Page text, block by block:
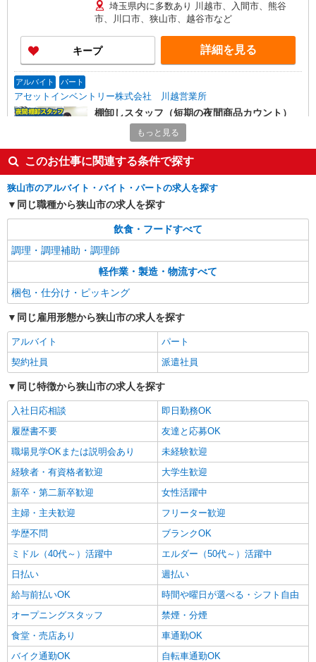
埼玉県内に多数あり 川越市、入間市、熊谷
市、川口市、狭山市、越谷市など
キープ 詳細を見る
アルバイト パート
アセットインベントリー株式会社 川越営業所
棚卸しスタッフ（短期の夜間商品カウント）
時給1,200円（22時以降は時給1,500円） ※7〜
9月の特別時給です！ ★初めてお仕事始める方に
出勤インセンティブあり！ 初日出勤日と出勤5日
目に各5,000円支給♪（規定有） ＼日払いOK／ 急
な出費の時も安心♪ 働いた分を給料日前に受け取
れます！
埼玉県川越市、所沢市、狭山市、坂戸市、及び
その周辺 ※基本直行直帰 ※日によって店舗は異な
ります。 ※場所により社用車送迎あり
キープ
SGフィルダー株式会社/W24086-016
荷物・商品仕分け
時給1210円
≪西埼玉事業場≫ 埼玉県狭山市柏原230-7
（佐川急便 西埼玉営業所内）
SGフィルダー株式会社/W24086-008
荷物・商品仕分け
≪西埼玉事業場≫ 埼玉県狭山市柏原230-7
（佐川急便 西埼玉営業所内）
キープ 詳細を見る
アルバイト パート
SGフィルダー株式会社/W24086-014
荷物・商品仕分け
時給1210円 ※22:00〜翌5:00の間は深夜手当込
みで時給1，513円になります。
≪西埼玉事業場≫ 埼玉県狭山市柏原230-7
（佐川急便 西埼玉営業所内）
詳細を見る
もっと見る
このお仕事に関連する条件で探す
狭山市のアルバイト・バイト・パートの求人を探す
同じ職種から狭山市の求人を探す
飲食・フードすべて
調理・調理補助・調理師
軽作業・製造・物流すべて
梱包・仕分け・ピッキング
同じ雇用形態から狭山市の求人を探す
アルバイト
パート
契約社員
派遣社員
同じ特徴から狭山市の求人を探す
入社日応相談
即日勤務OK
履歴書不要
友達と応募OK
職場見学OKまたは説明会あり
未経験歓迎
経験者・有資格者歓迎
大学生歓迎
新卒・第二新卒歓迎
女性活躍中
主婦・主夫歓迎
フリーター歓迎
学歴不問
ブランクOK
ミドル（40代～）活躍中
エルダー（50代～）活躍中
日払い
週払い
給与前払いOK
時間や曜日が選べる・シフト自由
オープニングスタッフ
禁煙・分煙
食堂・売店あり
車通勤OK
バイク通勤OK
自転車通勤OK